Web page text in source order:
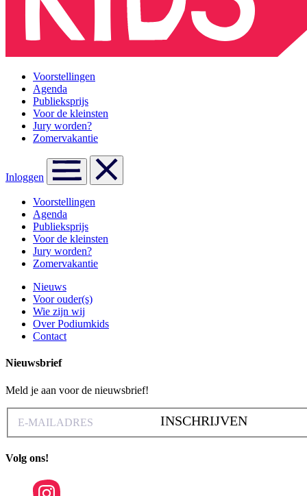
Voorstellingen
Agenda
Publieksprijs
Voor de kleinsten
Jury worden?
Zomervakantie
Inloggen
Voorstellingen
Agenda
Publieksprijs
Voor de kleinsten
Jury worden?
Zomervakantie
Nieuws
Voor ouder(s)
Wie zijn wij
Over Podiumkids
Contact
Nieuwsbrief
Meld je aan voor de nieuwsbrief!
INSCHRIJVEN
Volg ons!